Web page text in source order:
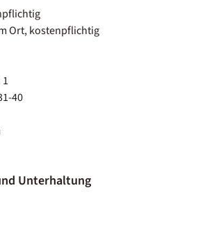
Ort, kostenpflichtig
40
Unterhaltung